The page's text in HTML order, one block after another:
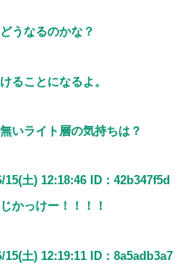
うなるのかな？
ることになるよ。
いライト層の気持ちは？
土) 12:18:46 ID：42b347f5d
かっけー！！！！
土) 12:19:11 ID：8a5adb3a7